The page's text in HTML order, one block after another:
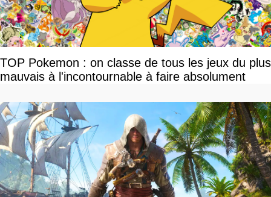
TOP Pokemon : on classe de tous les jeux du plus
mauvais à l'incontournable à faire absolument